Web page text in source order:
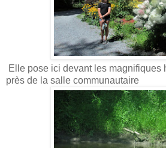
Elle pose ici devant les magnifiques
près de la salle communautaire